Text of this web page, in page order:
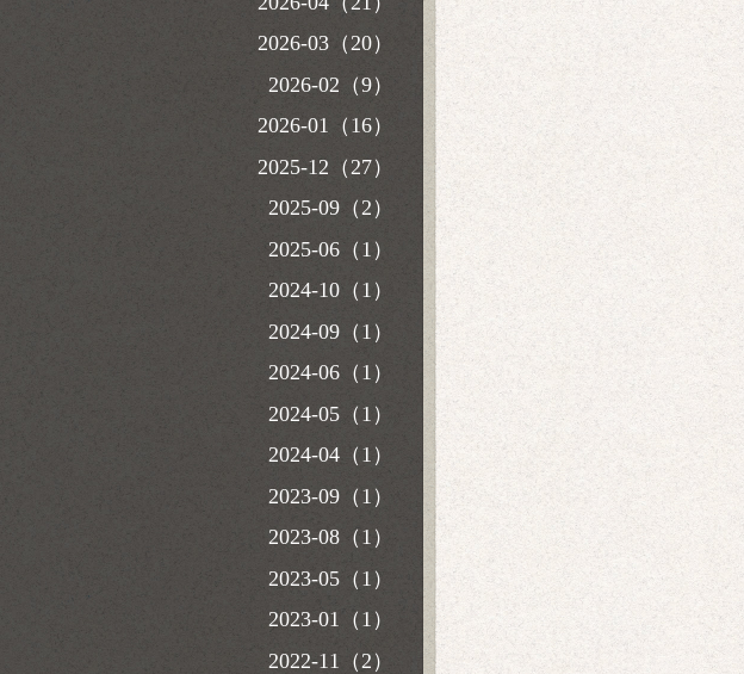
2026-03（20）
2026-02（9）
2026-01（16）
2025-12（27）
2025-09（2）
2025-06（1）
2024-10（1）
2024-09（1）
2024-06（1）
2024-05（1）
2024-04（1）
2023-09（1）
2023-08（1）
2023-05（1）
2023-01（1）
2022-11（2）